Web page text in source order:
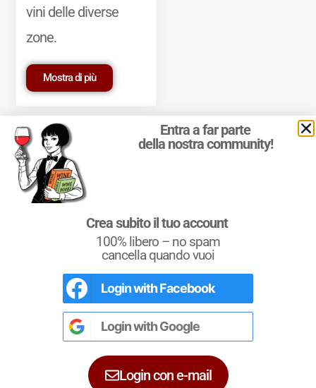
vini delle diverse
zone.
Mostra di più
Marchio Reg. | P.IVA 03921390245
Condizioni d'uso|Privacy Policy|Cookie Policy
cookie
Conoscere il Vino
Un testo completo per chi si avvicina al
mondo del vino. Un riferimento per i più
esperti e i Sommeliers.
Entra a far parte
della nostra community!
Crea subito il tuo account
100% libero – no spam
cancella quando vuoi
Login withFacebook
Login withGoogle
Login con e-mail